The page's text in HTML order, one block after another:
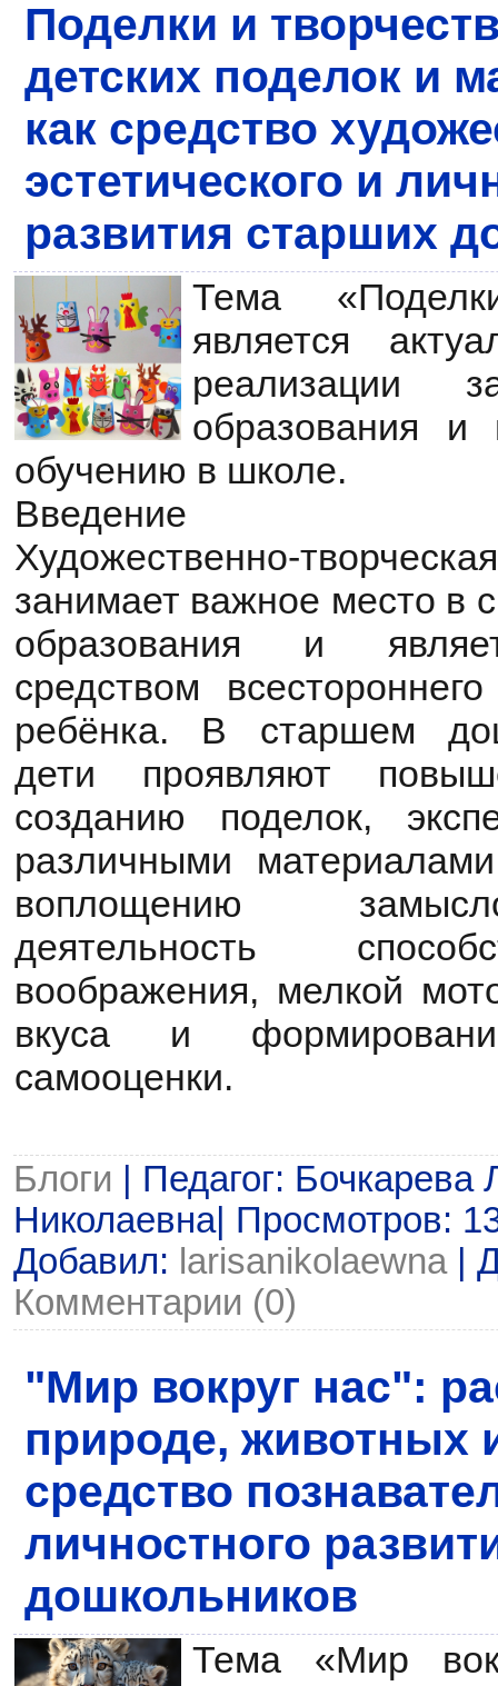
Поделки и
детских поделок и
как средство
эстетического и
развития старших
Тема
является
реализации
образования и
обучению в школе.
Введение
Художественно-
занимает важное место в
образования и
средством
ребёнка. В старшем
дети проявляют
созданию поделок,
различными
воплощению
деятельность
воображения, мелкой
вкуса и
самооценки.
Блоги | Педагог: Бочкарева
Николаевна| Просмотров:
Добавил: larisanikolaewna|
Комментарии (0)
"Мир вокруг нас":
природе, животных
средство
личностного
дошкольников
Тема «Мир